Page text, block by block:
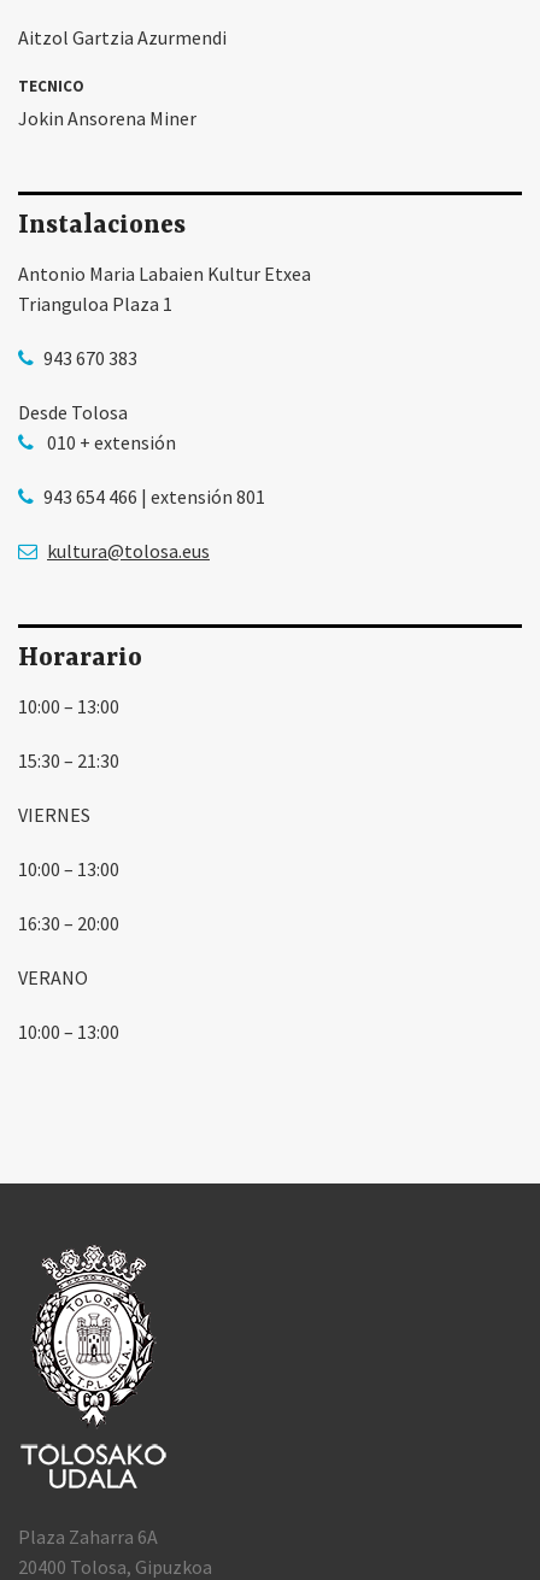
Aitzol Gartzia Azurmendi
TECNICO
Jokin Ansorena Miner
Instalaciones
Antonio Maria Labaien Kultur Etxea
Trianguloa Plaza 1
943 670 383
Desde Tolosa
010 + extensión
943 654 466 | extensión 801
kultura@tolosa.eus
Horarario
10:00 – 13:00
15:30 – 21:30
VIERNES
10:00 – 13:00
16:30 – 20:00
VERANO
10:00 – 13:00
Plaza Zaharra 6A
20400 Tolosa, Gipuzkoa